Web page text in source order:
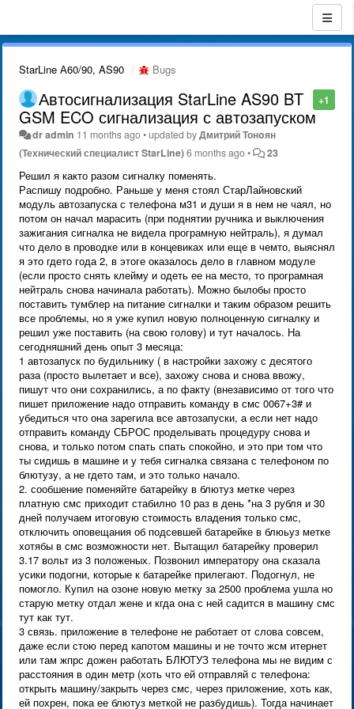
StarLine А60/90, AS90 Bugs
+1
Автосигнализация StarLine AS90 BT
GSM ECO сигнализация с автозапуском
dr admin 11 months ago•updated byДмитрий Тонoян
(Технический специалист StarLine)6 months ago• 23
Решил я както разом сигналку поменять.
Распишу подробно. Раньше у меня стоял СтарЛайновский
модуль автозапуска с телефона м31 и души я в нем не чаял, но
потом он начал марасить (при поднятии ручника и выключения
зажигания сигналка не видела програмную нейтраль), я думал
что дело в проводке или в концевиках или еще в чемто, выяснял
я это гдето года 2, в этоге оказалось дело в главном модуле
(если просто снять клейму и одеть ее на место, то програмная
нейтраль снова начинала работать). Можно былобы просто
поставить тумблер на питание сигналки и таким образом решить
все проблемы, но я уже купил новую полноценную сигналку и
решил уже поставить (на свою голову) и тут началось. На
сегодняшний день опыт 3 месяца:
1 автозапуск по будильнику ( в настройки захожу с десятого
раза (просто вылетает и все), захожу снова и снова ввожу,
пишут что они сохранились, а по факту (внезависимо от того что
пишет приложение надо отправить команду в смс 0067+3# и
убедиться что она зарегила все автозапуски, а если нет надо
отправить команду СБРОС проделывать процедуру снова и
снова, и только потом спать спать спокойно, и это при том что
ты сидишь в машине и у тебя сигналка связана с телефоном по
блютузу, а не гдето там, и это только начало.
2. сообшение поменяйте батарейку в блютуз метке через
платную смс приходит стабилно 10 раз в день *на 3 рубля и 30
дней получаем итоговую стоимость владения только смс,
отключить оповещания об подсевшей батарейке в блюьуз метке
хотябы в смс возможности нет. Вытащил батарейку проверил
3.17 вольт из 3 положеных. Позвонил императору она сказала
усики подогни, которые к батарейке прилегают. Подогнул, не
помогло. Купил на озоне новую метку за 2500 проблема ушла но
старую метку отдал жене и кгда она с ней садится в машину смс
тут как тут.
3 связь. приложение в телефоне не работает от слова совсем,
даже если стою перед капотом машины и не точто жсм итернет
или там жпрс дожен работать БЛЮТУЗ телефона мы не видим с
расстояния в один метр (хоть что ей отправляй с телефона:
открыть машину/закрыть через смс, через приложение, хоть как,
ей похрен, пока ее блютуз меткой не разбудишь). Тогда начинает